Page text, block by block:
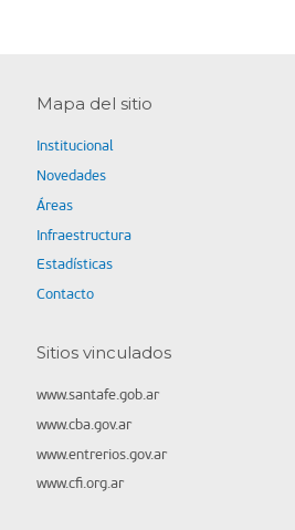
Mapa del sitio
Institucional
Novedades
Áreas
Infraestructura
Estadísticas
Contacto
Sitios vinculados
www.santafe.gob.ar
www.cba.gov.ar
www.entrerios.gov.ar
www.cfi.org.ar